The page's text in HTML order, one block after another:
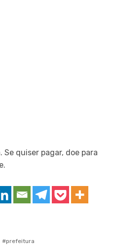
quiser pagar, doe para
prefeitura